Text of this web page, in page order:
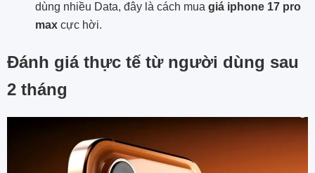
dùng nhiều Data, đây là cách mua giá iphone 17 pro
max cực hời.
Đánh giá thực tế từ người dùng sau
2 tháng